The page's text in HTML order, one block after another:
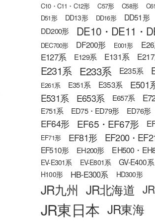
C10・C11・C12形
C57形 C58形
D51形
DD13形 DD16形 DD51形
DD200形 DE10・DE11・
DEC700形 DF200形 E001形
E127系 E129系 E131系
E231系 E233系 E235系
E261系 E351系 E353系 E501
E531系 E653系 E657系
E751系 ED75・ED79形 ED76形
EF64形 EF65・EF67形
EF71形 EF81形 EF200・
EF510形 EH200形 EH500・
EV-E301系 EV-E801系 GV-E400系
H100形 HB-E300系 HD300形
JR九州 JR北海道
JR東日本 JR東海